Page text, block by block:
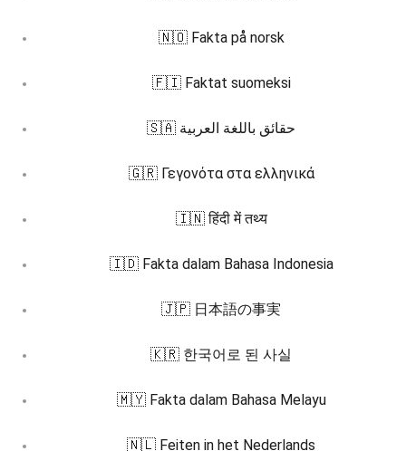
🇳🇴 Fakta på norsk
🇫🇮 Faktat suomeksi
🇸🇦 حقائق باللغة العربية
🇬🇷 Γεγονότα στα ελληνικά
🇮🇳 हिंदी में तथ्य
🇮🇩 Fakta dalam Bahasa Indonesia
🇯🇵 日本語の事実
🇰🇷 한국어로 된 사실
🇲🇾 Fakta dalam Bahasa Melayu
🇳🇱 Feiten in het Nederlands